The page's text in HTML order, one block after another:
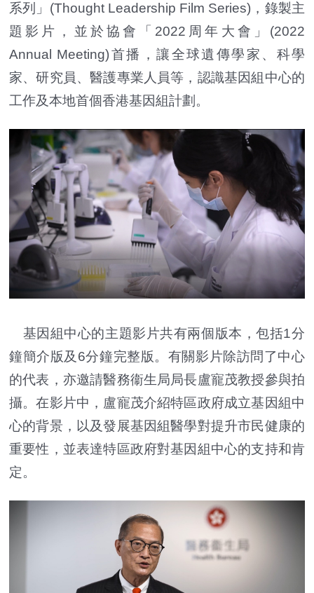
系列」(Thought Leadership Film Series)，錄製主
題影片，並於協會「2022周年大會」(2022
Annual Meeting)首播，讓全球遺傳學家、科學
家、研究員、醫護專業人員等，認識基因組中心的
工作及本地首個香港基因組計劃。
基因組中心的主題影片共有兩個版本，包括1分
鐘簡介版及6分鐘完整版。有關影片除訪問了中心
的代表，亦邀請醫務衞生局局長盧寵茂教授參與拍
攝。在影片中，盧寵茂介紹特區政府成立基因組中
心的背景，以及發展基因組醫學對提升市民健康的
重要性，並表達特區政府對基因組中心的支持和肯
定。